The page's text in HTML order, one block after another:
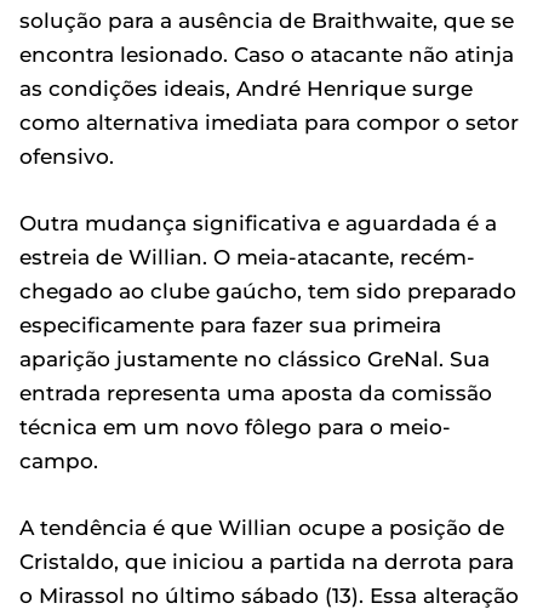
solução para a ausência de Braithwaite, que se
encontra lesionado. Caso o atacante não atinja
as condições ideais, André Henrique surge
como alternativa imediata para compor o setor
ofensivo.
Outra mudança significativa e aguardada é a
estreia de Willian. O meia-atacante, recém-
chegado ao clube gaúcho, tem sido preparado
especificamente para fazer sua primeira
aparição justamente no clássico GreNal. Sua
entrada representa uma aposta da comissão
técnica em um novo fôlego para o meio-
campo.
A tendência é que Willian ocupe a posição de
Cristaldo, que iniciou a partida na derrota para
o Mirassol no último sábado (13). Essa alteração